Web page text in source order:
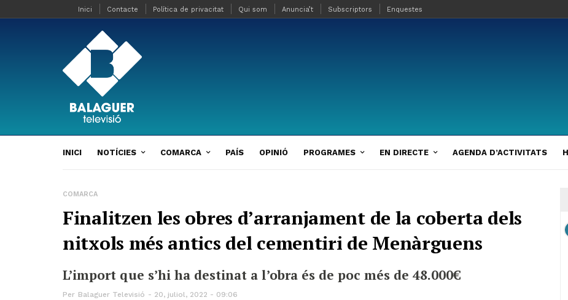
Inici Contacte Política de privacitat Qui som Anuncia’t Subscriptors Enquestes
INICI NOTÍCIES COMARCA PAÍS OPINIÓ PROGRAMES EN DIRECTE AGENDA D’ACTIVITATS
COMARCA
Finalitzen les obres d’arranjament de la coberta dels
nitxols més antics del cementiri de Menàrguens
L’import que s’hi ha destinat a l’obra és de poc més de 48.000€
Per Balaguer Televisió 20, juliol, 2022 - 09:06